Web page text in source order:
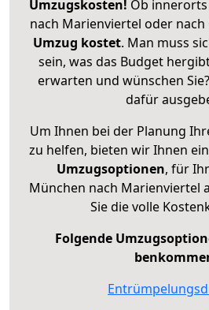
Umzugskosten! Ob
nach Marienviertel oder nach
Umzug kostet. Man muss
sein, was das Budget
erwarten und wünschen
dafür
Um Ihnen bei der Planung
zu helfen, bieten wir Ihnen
Umzugsoptionen, für
München nach Marienviertel
Sie die volle
Folgende